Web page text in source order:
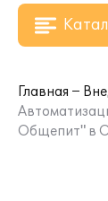
Главная
Общепит" в